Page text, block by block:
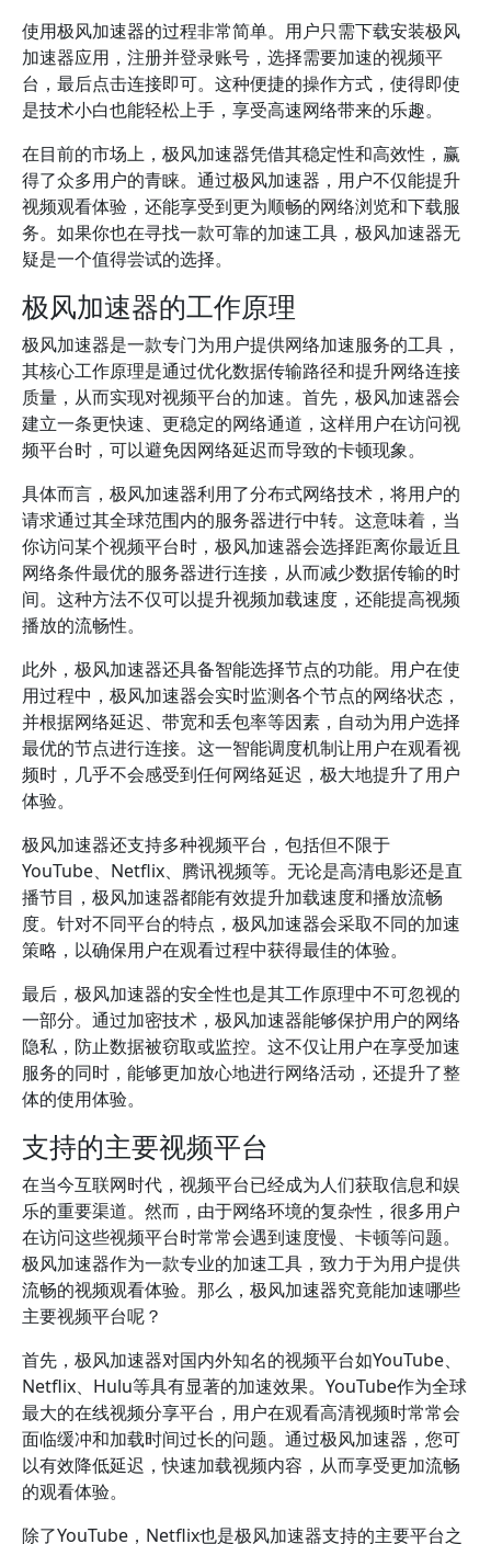
使用极风加速器的过程非常简单。用户只需下载安装极风
加速器应用，注册并登录账号，选择需要加速的视频平
台，最后点击连接即可。这种便捷的操作方式，使得即使
是技术小白也能轻松上手，享受高速网络带来的乐趣。
在目前的市场上，极风加速器凭借其稳定性和高效性，赢
得了众多用户的青睐。通过极风加速器，用户不仅能提升
视频观看体验，还能享受到更为顺畅的网络浏览和下载服
务。如果你也在寻找一款可靠的加速工具，极风加速器无
疑是一个值得尝试的选择。
极风加速器的工作原理
极风加速器是一款专门为用户提供网络加速服务的工具，
其核心工作原理是通过优化数据传输路径和提升网络连接
质量，从而实现对视频平台的加速。首先，极风加速器会
建立一条更快速、更稳定的网络通道，这样用户在访问视
频平台时，可以避免因网络延迟而导致的卡顿现象。
具体而言，极风加速器利用了分布式网络技术，将用户的
请求通过其全球范围内的服务器进行中转。这意味着，当
你访问某个视频平台时，极风加速器会选择距离你最近且
网络条件最优的服务器进行连接，从而减少数据传输的时
间。这种方法不仅可以提升视频加载速度，还能提高视频
播放的流畅性。
此外，极风加速器还具备智能选择节点的功能。用户在使
用过程中，极风加速器会实时监测各个节点的网络状态，
并根据网络延迟、带宽和丢包率等因素，自动为用户选择
最优的节点进行连接。这一智能调度机制让用户在观看视
频时，几乎不会感受到任何网络延迟，极大地提升了用户
体验。
极风加速器还支持多种视频平台，包括但不限于
YouTube、Netflix、腾讯视频等。无论是高清电影还是直
播节目，极风加速器都能有效提升加载速度和播放流畅
度。针对不同平台的特点，极风加速器会采取不同的加速
策略，以确保用户在观看过程中获得最佳的体验。
最后，极风加速器的安全性也是其工作原理中不可忽视的
一部分。通过加密技术，极风加速器能够保护用户的网络
隐私，防止数据被窃取或监控。这不仅让用户在享受加速
服务的同时，能够更加放心地进行网络活动，还提升了整
体的使用体验。
支持的主要视频平台
在当今互联网时代，视频平台已经成为人们获取信息和娱
乐的重要渠道。然而，由于网络环境的复杂性，很多用户
在访问这些视频平台时常常会遇到速度慢、卡顿等问题。
极风加速器作为一款专业的加速工具，致力于为用户提供
流畅的视频观看体验。那么，极风加速器究竟能加速哪些
主要视频平台呢？
首先，极风加速器对国内外知名的视频平台如YouTube、
Netflix、Hulu等具有显著的加速效果。YouTube作为全球
最大的在线视频分享平台，用户在观看高清视频时常常会
面临缓冲和加载时间过长的问题。通过极风加速器，您可
以有效降低延迟，快速加载视频内容，从而享受更加流畅
的观看体验。
除了YouTube，Netflix也是极风加速器支持的主要平台之